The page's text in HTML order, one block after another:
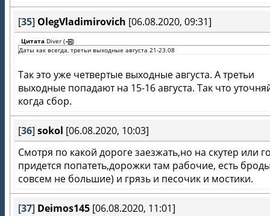
[35] OlegVladimirovich [06.08.2020, 09:31]
Цитата Diver (
)
Даты как всегда, третьи выходные августа 21-23.08
Так это уже четвертые выходные августа. А третьи
выходные попадают на 15-16 августа. Так что
когда сбор.
[36] sokol [06.08.2020, 10:03]
Смотря по какой дороге заезжать,но на скутер или
придется попатеть,дорожки там рабочие, есть
совсем не большие) и грязь и песочик и мостики.
[37] Deimos145 [06.08.2020, 11:01]